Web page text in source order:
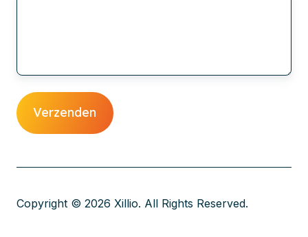
Copyright © 2026 Xillio. All Rights Reserved.